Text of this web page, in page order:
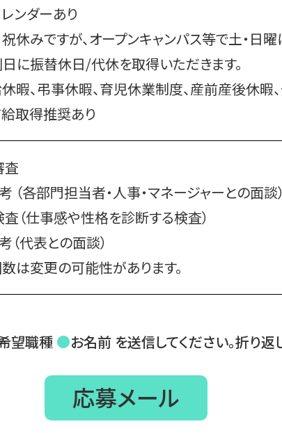
ンダーあり
休みですが、オープンキャンパス等で土・日
に振替休日/代休を取得いただきます。
暇、弔事休暇、育児休業制度、産前産後休暇
取得推奨あり
（各部門担当者・人事・マネージャーとの面談）
（仕事感や性格を診断する検査）
代表との面談）
は変更の可能性があります。
望職種 ●お名前 を送信してください。折り返
応募メール